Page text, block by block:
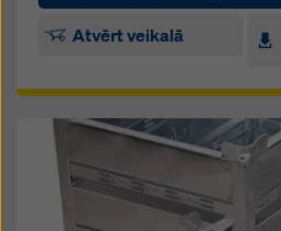
Atvērt veikalā